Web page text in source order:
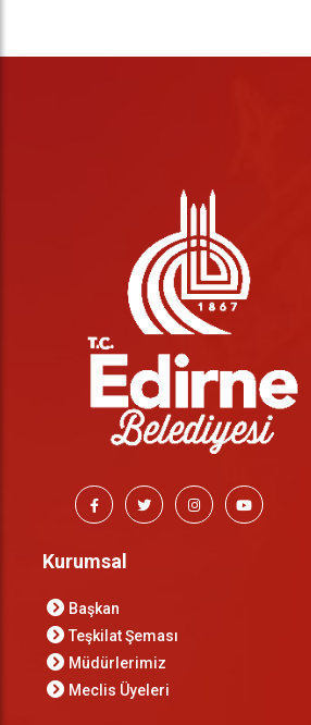
Kurumsal
Başkan
Teşkilat Şeması
Müdürlerimiz
Meclis Üyeleri